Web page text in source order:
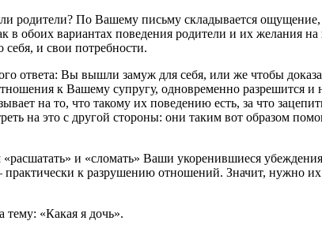
родители? По Вашему письму складывается
в обоих вариантах поведения родители и их желания
себя, и свои потребности.
ответа: Вы вышли замуж для себя, или же чтобы
к Вашему супругу, одновременно разрешится
на то, что такому их поведению есть, за что
на это с другой стороны: они таким вот образом
и «сломать» Ваши укоренившиеся
к разрушению отношений. Значит, нужно
тему: «Какая я дочь».